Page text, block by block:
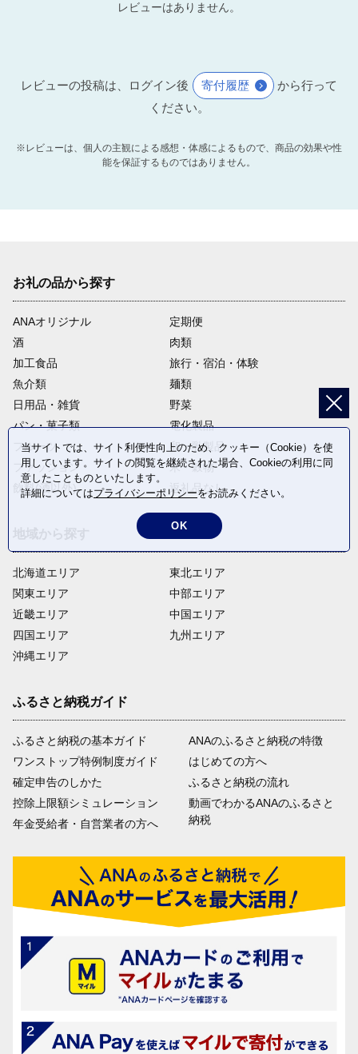
レビューはありません。
レビューの投稿は、ログイン後 寄付履歴
から行って
ください。
※レビューは、個人の主観による感想・体感によるもので、商品の効果や性
能を保証するものではありません。
お礼の品から探す
ANAオリジナル
定期便
酒
肉類
加工食品
旅行・宿泊・体験
魚介類
麺類
日用品・雑貨
野菜
パン・菓子類
電化製品
フルーツ
卵・乳製品
ファッション
米・穀物
飲料(酒以外)
返礼品なし
北海道エリア
関東エリア
近畿エリア
四国エリア
沖縄エリア
東北エリア
中部エリア
中国エリア
九州エリア
ふるさと納税ガイド
ふるさと納税の基本ガイド
ワンストップ特例制度ガイド
確定申告のしかた
控除上限額シミュレーション
年金受給者・自営業者の方へ
ANAのふるさと納税の特徴
はじめての方へ
ふるさと納税の流れ
動画でわかるANAのふるさと
納税
当サイトでは、サイト利便性向上のため、クッキー（Cookie）を使
用しています。サイトの閲覧を継続された場合、Cookieの利用に同
意したことものといたします。
詳細についてはプライバシーポリシーをお読みください。
OK